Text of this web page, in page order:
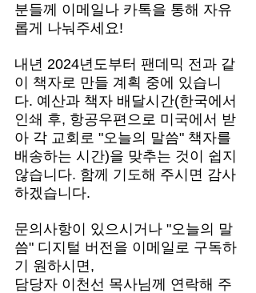
분들께 이메일나 카톡을 통해 자유
롭게 나눠주세요!
내년 2024년도부터 팬데믹 전과 같
이 책자로 만들 계획 중에 있습니
다. 예산과 책자 배달시간(한국에서
인쇄 후, 항공우편으로 미국에서 받
아 각 교회로 "오늘의 말씀" 책자를
배송하는 시간)을 맞추는 것이 쉽지
않습니다. 함께 기도해 주시면 감사
하겠습니다.
문의사항이 있으시거나 "오늘의 말
씀" 디지털 버전을 이메일로 구독하
기 원하시면,
담당자 이천선 목사님께 연락해 주